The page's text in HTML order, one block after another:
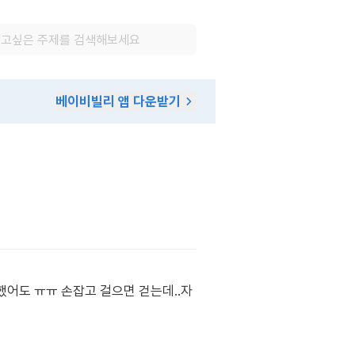
베이비빌리 앱 다운받기
어도 ㅠㅠ 손잡고 걸으면 걷는데..자